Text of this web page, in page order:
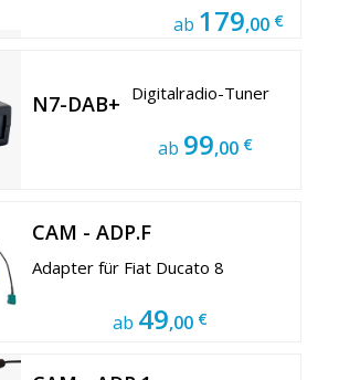
ab 179,00 €
N7-DAB+ Digitalradio-Tuner
ab 99,00 €
CAM - ADP.F
Adapter für Fiat Ducato 8
ab 49,00 €